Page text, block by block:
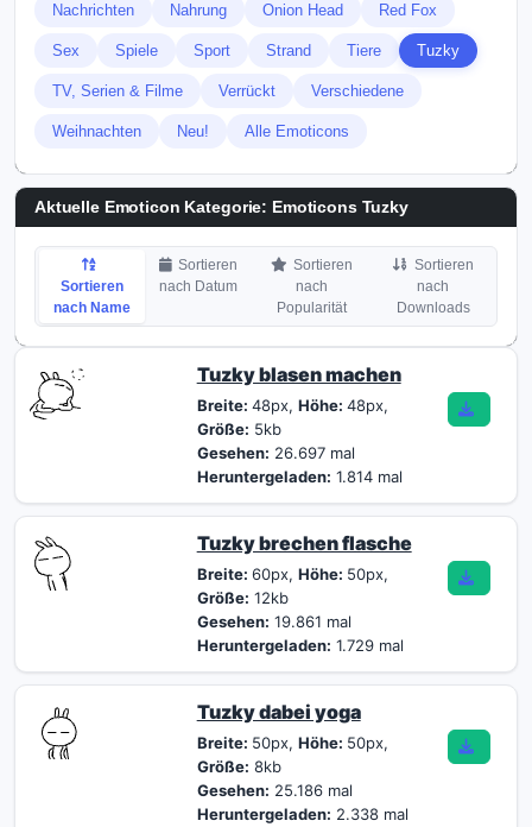
Nachrichten Nahrung Onion Head Red Fox
Sex Spiele Sport Strand Tiere Tuzky
TV, Serien & Filme Verrückt Verschiedene
Weihnachten Neu! Alle Emoticons
Aktuelle Emoticon Kategorie: Emoticons Tuzky
Sortieren
nach Name
Sortieren
nach Datum
Sortieren
nach
Popularität
Sortieren
nach
Downloads
Tuzky blasen machen
Breite: 48px, Höhe: 48px,
Größe: 5kb
Gesehen: 26.697 mal
Heruntergeladen: 1.814 mal
Tuzky brechen flasche
Breite: 60px, Höhe: 50px,
Größe: 12kb
Gesehen: 19.861 mal
Heruntergeladen: 1.729 mal
Tuzky dabei yoga
Breite: 50px, Höhe: 50px,
Größe: 8kb
Gesehen: 25.186 mal
Heruntergeladen: 2.338 mal